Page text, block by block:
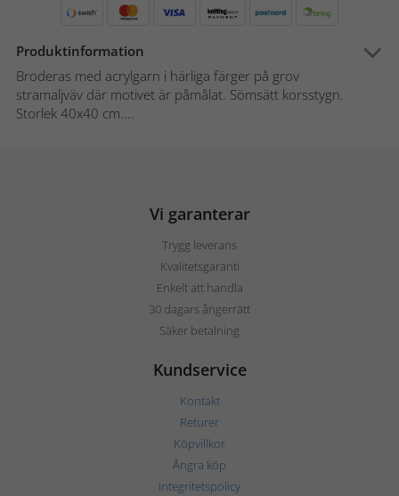
Produktinformation
Broderas med acrylgarn i härliga färger på grov
stramaljväv där motivet är påmålat. Sömsätt korsstygn.
Storlek 40x40 cm....
Vi garanterar
Trygg leverans
Kvalitetsgaranti
Enkelt att handla
30 dagars ångerrätt
Säker betalning
Kundservice
Kontakt
Returer
Köpvillkor
Ångra köp
Integritetspolicy